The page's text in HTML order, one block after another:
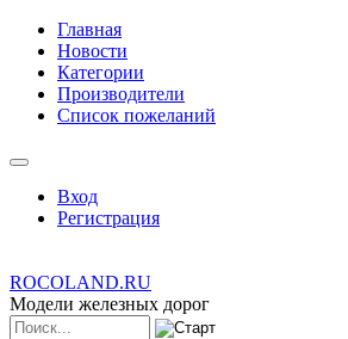
Главная
Новости
Категории
Производители
Список пожеланий
Вход
Регистрация
ROCOLAND.RU
Модели железных дорог